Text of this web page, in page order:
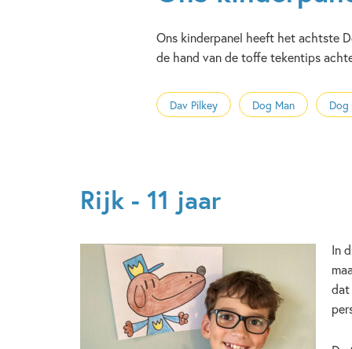
Ons kinderpanel heeft het achtste
de hand van de toffe tekentips
Dav Pilkey Dog Man
Rijk - 11 jaar
In
dat